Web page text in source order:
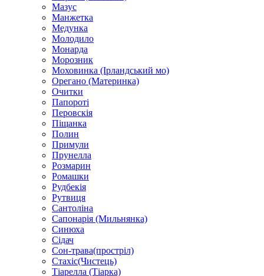
Мазус
Манжетка
Медунка
Молодило
Монарда
Морозник
Моховинка (Ірландський мо)
Орегано (Материнка)
Очитки
Папороті
Перовскія
Піщанка
Полин
Примули
Прунелла
Розмарин
Ромашки
Рудбекія
Рутвиця
Сантоліна
Сапонарія (Мильнянка)
Синюха
Сідач
Сон-трава(простріл)
Стахіс(Чистець)
Тіарелла (Тіарка)